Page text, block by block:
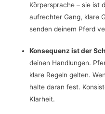
Körpersprache – sie ist
aufrechter Gang, klare
senden deinem Pferd
Konsequenz ist der
deinen Handlungen.
klare Regeln gelten.
halte daran fest.
Klarheit.